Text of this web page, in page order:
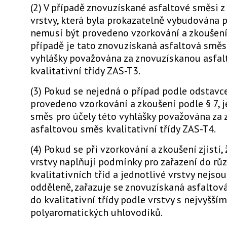
(2) V případě znovuzískané asfaltové směsi
vrstvy, která byla prokazatelně vybudována
nemusí být provedeno vzorkování a
případě je tato znovuzískaná asfaltová
vyhlášky považována za znovuzískanou
kvalitativní třídy ZAS-T3.
(3) Pokud se nejedná o případ podle
provedeno vzorkování a zkoušení podle § 7,
směs pro účely této vyhlášky považována za
asfaltovou směs kvalitativní třídy ZAS-T4.
(4) Pokud se při vzorkování a zkoušení
vrstvy naplňují podmínky pro zařazení do
kvalitativních tříd a jednotlivé vrstvy nejsou
odděleně, zařazuje se znovuzískaná
do kvalitativní třídy podle vrstvy s
polyaromatických uhlovodíků.